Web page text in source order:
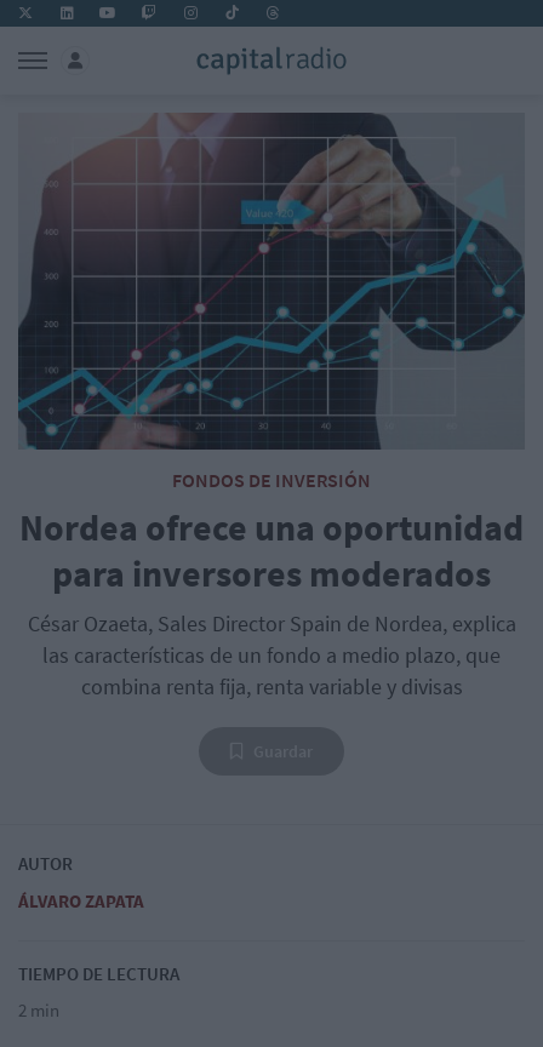
FONDOS DE INVERSIÓN
Nordea ofrece una oportunidad
para inversores moderados
César Ozaeta, Sales Director Spain de Nordea, explica
las características de un fondo a medio plazo, que
combina renta fija, renta variable y divisas
AUTOR
ÁLVARO ZAPATA
TIEMPO DE LECTURA
2 min